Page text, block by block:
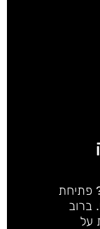
פתיחת
ברוב
על